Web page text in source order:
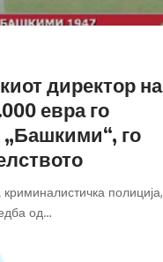
директор на
евра го
го
полиција,
од…